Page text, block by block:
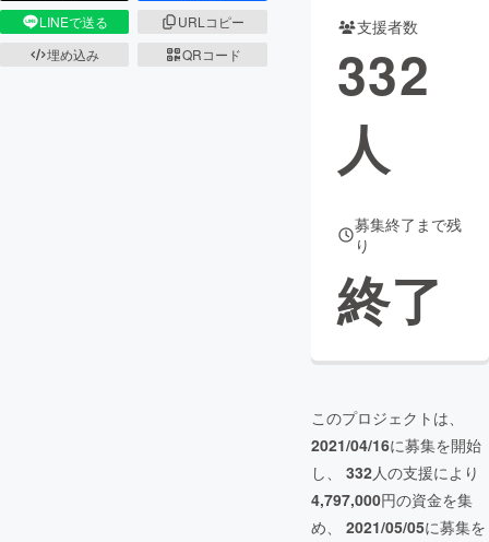
LINEで送る
URLコピー
埋め込み
QRコード
支援者数
332
人
募集終了まで残
り
終了
このプロジェクトは、
2021/04/16に募集を開始
し、 332人の支援により
4,797,000円の資金を集
め、 2021/05/05に募集を